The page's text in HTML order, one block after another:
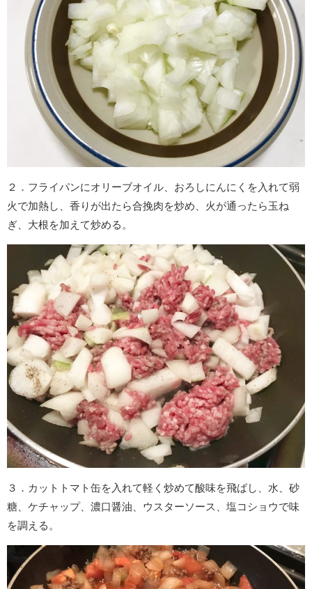
２．フライパンにオリーブオイル、おろしにんにくを入れて弱
火で加熱し、香りが出たら合挽肉を炒め、火が通ったら玉ね
ぎ、大根を加えて炒める。
３．カットトマト缶を入れて軽く炒めて酸味を飛ばし、水、砂
糖、ケチャップ、濃口醤油、ウスターソース、塩コショウで味
を調える。